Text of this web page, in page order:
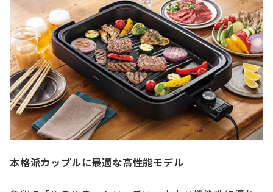
本格派カップルに最適な高性能モデル